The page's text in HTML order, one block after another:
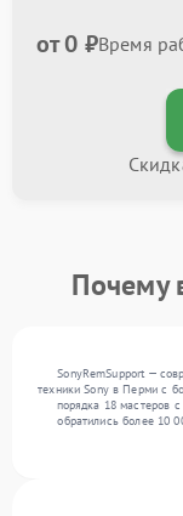
от 0 ₽Время
Почему
SonyRemSupport —
техники Sony в Перми с
порядка 18 мастеров
обратились более 10
Ежемесячно в
работаем с широким